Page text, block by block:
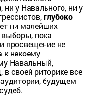
ни у Навального, ни у
глубоко
ни малейших
выборы, пока
просвещение не
к некоему
Навальный,
в своей риторике все
будущем